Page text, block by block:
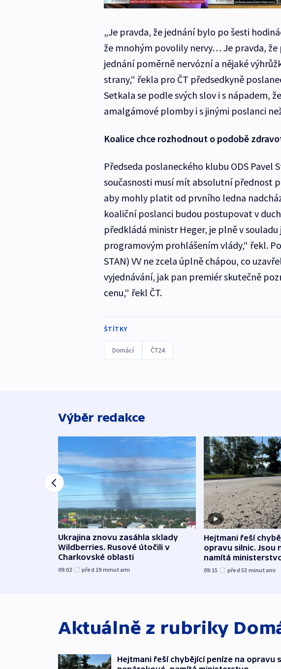
„Je pravda, že jednání bylo po šesti
že mnohým povolily nervy… Je pravda, že
jednání poměrně nervózní a nějaké
strany,“ řekla pro ČT předsedkyně
Setkala se podle svých slov i s nápadem,
amalgámové plomby i s jinými poslanci
Koalice chce rozhodnout o podobě
Předseda poslaneckého klubu ODS Pavel
současnosti musí mít absolutní přednost
aby mohly platit od prvního ledna
koaliční poslanci budou postupovat v
předkládá ministr Heger, je plně v
programovým prohlášením vlády,“ řekl.
STAN) VV ne zcela úplně chápou, co
vyjednávání, jak pan premiér skutečně
cenu,“ řekl ČT.
ŠTÍTKY
Domácí ČT24
Výběr redakce
Ukrajina znovu zasáhla sklady
Wildberries. Rusové útočili v
Charkovské oblasti
09:02 před 19 minutami
Hejtmani řeší
opravu silnic. Jsou
namítá
09:15 před 53 minutami
Aktuálně z rubriky
Hejtmani řeší chybějící peníze na opravu